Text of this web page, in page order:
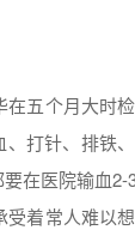
在五个月大时
打针、排铁、
在医院输血
受着常人难以